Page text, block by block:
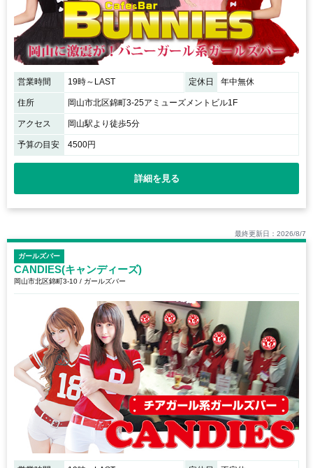
営業時間 19時～LAST 定休日 年中無休
住所 岡山市北区錦町3-25アミューズメントビル1F
アクセス 岡山駅より徒歩5分
予算の目安 4500円
詳細を見る
最終更新日：2026/8/7
ガールズバー
CANDIES(キャンディーズ)
岡山市北区錦町3-10 / ガールズバー